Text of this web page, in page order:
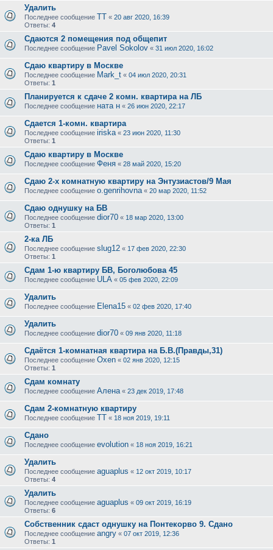
Удалить
Последнее сообщение ТТ « 20 авг 2020, 16:39
Ответы: 4
Сдаются 2 помещения под общепит
Последнее сообщение Pavel Sokolov « 31 июл 2020, 16:02
Сдаю квартиру в Москве
Последнее сообщение Mark_t « 04 июл 2020, 20:31
Ответы: 1
Планируется к сдаче 2 комн. квартира на ЛБ
Последнее сообщение ната н « 26 июн 2020, 22:17
Сдается 1-комн. квартира
Последнее сообщение iriska « 23 июн 2020, 11:30
Ответы: 1
Сдаю квартиру в Москве
Последнее сообщение Феня « 28 май 2020, 15:20
Сдаю 2-х комнатную квартиру на Энтузиастов/9 Мая
Последнее сообщение o.genrihovna « 20 мар 2020, 11:52
Сдаю однушку на БВ
Последнее сообщение dior70 « 18 мар 2020, 13:00
Ответы: 1
2-ка ЛБ
Последнее сообщение slug12 « 17 фев 2020, 22:30
Ответы: 1
Сдам 1-ю квартиру БВ, Боголюбова 45
Последнее сообщение ULA « 05 фев 2020, 22:09
Удалить
Последнее сообщение Elena15 « 02 фев 2020, 17:40
Удалить
Последнее сообщение dior70 « 09 янв 2020, 11:18
Сдаётся 1-комнатная квартира на Б.В.(Правды,31)
Последнее сообщение Oxen « 02 янв 2020, 12:15
Ответы: 1
Сдам комнату
Последнее сообщение Алена « 23 дек 2019, 17:48
Сдам 2-комнатную квартиру
Последнее сообщение ТТ « 18 ноя 2019, 19:11
Сдано
Последнее сообщение evolution « 18 ноя 2019, 16:21
Удалить
Последнее сообщение aguaplus « 12 окт 2019, 10:17
Ответы: 4
Удалить
Последнее сообщение aguaplus « 09 окт 2019, 16:19
Ответы: 6
Собственник сдаст однушку на Понтекорво 9. Сдано
Последнее сообщение angry « 07 окт 2019, 12:36
Ответы: 1